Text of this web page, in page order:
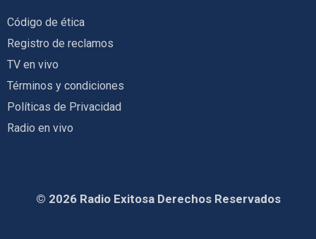
Código de ética
Registro de reclamos
TV en vivo
Términos y condiciones
Políticas de Privacidad
Radio en vivo
© 2026 Radio Exitosa Derechos Reservados